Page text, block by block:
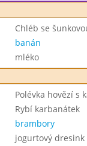
Chléb se
banán
mléko
Polévka hovězí s
Rybí karbanátek
brambory
jogurtový dresink